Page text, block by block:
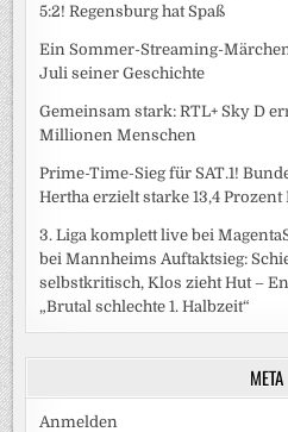
5:2! Regensburg hat Spaß
Ein Sommer-Streaming-
Juli seiner Geschichte
Gemeinsam stark: RTL+ Sky D
Millionen Menschen
Prime-Time-Sieg für SAT.1!
Hertha erzielt starke 13,4
3. Liga komplett live bei
bei Mannheims Auftaktsieg:
selbstkritisch, Klos zieht Hut –
„Brutal schlechte 1. Halbzeit“
META
Anmelden